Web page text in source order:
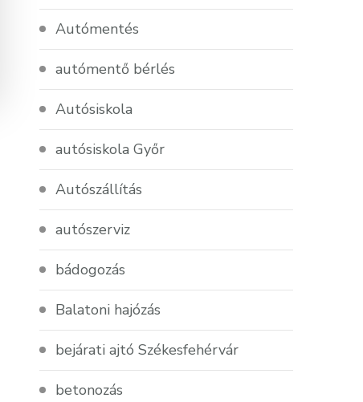
Autómentés
autómentő bérlés
Autósiskola
autósiskola Győr
Autószállítás
autószerviz
bádogozás
Balatoni hajózás
bejárati ajtó Székesfehérvár
betonozás